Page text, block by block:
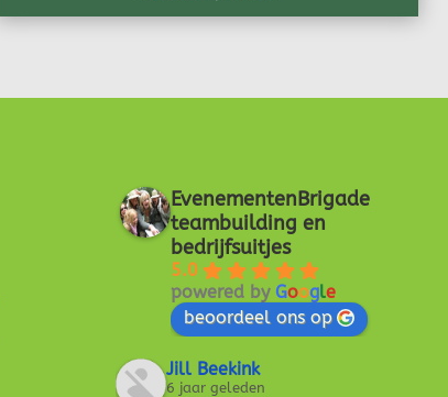
EvenementenBrigade
teambuilding en
bedrijfsuitjes
5.0
powered by Google
beoordeel ons op
Jill Beekink
6 jaar geleden